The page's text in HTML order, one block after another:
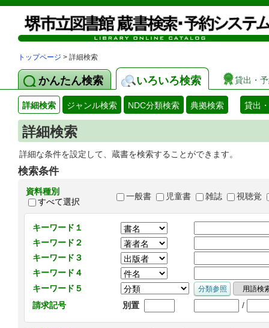
トップページ > 詳細検索
かんたん検索 いろいろ検索 貸出・
詳細検索 ジャンル検索 NDC分類検索 典拠検索 貸出
詳細検索
詳細な条件を設定して、蔵書を検索することができます。
検索条件
資料種別
すべて選択
一般書 児童書 雑誌 視聴覚
キーワード１
キーワード２
キーワード３
キーワード４
キーワード５
請求記号
別置 /